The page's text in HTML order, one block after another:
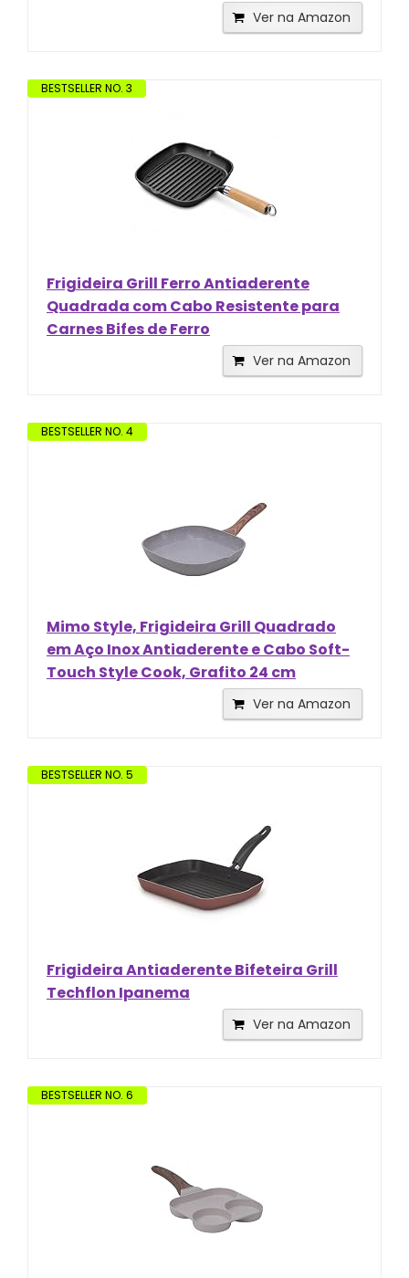
Ver na Amazon
BESTSELLER NO. 3
Frigideira Grill Ferro Antiaderente
Quadrada com Cabo Resistente para
Carnes Bifes de Ferro
Ver na Amazon
BESTSELLER NO. 4
Mimo Style, Frigideira Grill Quadrado
em Aço Inox Antiaderente e Cabo Soft-
Touch Style Cook, Grafito 24 cm
Ver na Amazon
BESTSELLER NO. 5
Frigideira Antiaderente Bifeteira Grill
Techflon Ipanema
Ver na Amazon
BESTSELLER NO. 6